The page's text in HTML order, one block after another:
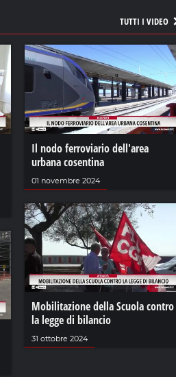
TUTTI I VIDEO
Il nodo ferroviario dell'area
urbana cosentina
01 novembre 2024
Mobilitazione della Scuola contro
la legge di bilancio
31 ottobre 2024